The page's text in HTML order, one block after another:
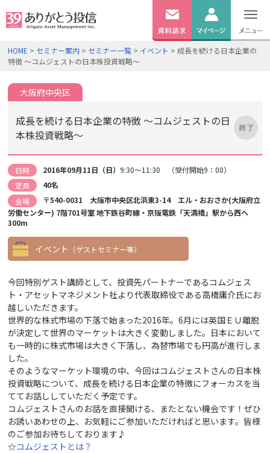
無料資料 ログイン
HOME > セミナー案内 > セミナー一覧 > イベント > 成長を続ける日本企業の
特徴 ～コムジェストの日本株投資戦略～
大阪府中央区
成長を続ける日本企業の特徴 ～コムジェストの日
本株投資戦略～
日時 2016年09月11日（日）9:30～11:30 （受付開始9：00）
定員
40名
会場
〒540-0031 大阪市中央区北浜東3-14 エル・おおさか(大阪府立
労働センター) 7階701号室 地下鉄谷町線・京阪電鉄「天満橋」駅から西へ
300m
イベント （ゲストセミナー等）
今回特別ゲスト講師として、投資先パートナーであるコムジェス
ト・アセットマネジメント社より代表取締役である高橋庸介氏にお
越しいただきます。
世界的な株式市場の下落で始まった2016年。6月には英国ＥＵ離脱
が決定して世界のマーケットは大きく変動しました。日本において
も一時的に株式市場は大きく下落し、為替市場でも円高が進行しま
した。
そのようなマーケット環境の中、今回はコムジェストさんの日本株
投資戦略について、成長を続ける日本企業の特徴にフォーカスを当
ててお話ししていただく予定です。
コムジェストさんのお話を直接聞ける、またとない機会です！ぜひ
お誘いあわせの上、お気軽にご参加いただければと思います。皆様
のご参加お待ちしております♪
☆コムジェストとは？